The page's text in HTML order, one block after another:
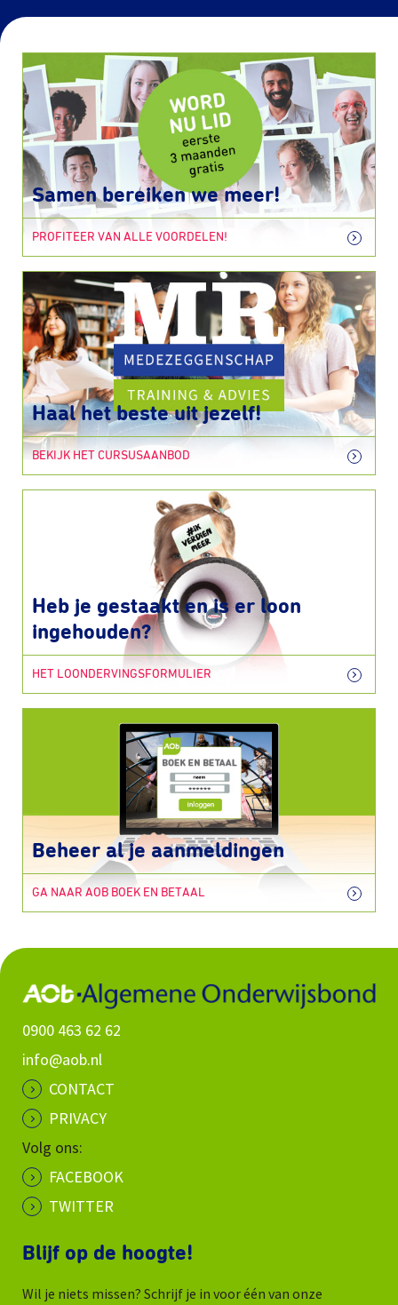
Samen bereiken we meer!
PROFITEER VAN ALLE VOORDELEN!
Haal het beste uit jezelf!
BEKIJK HET CURSUSAANBOD
Heb je gestaakt en is er loon
ingehouden?
HET LOONDERVINGSFORMULIER
Beheer al je aanmeldingen
GA NAAR AOB BOEK EN BETAAL
0900 463 62 62
info@aob.nl
CONTACT
PRIVACY
Volg ons:
FACEBOOK
TWITTER
Blijf op de hoogte!
Wil je niets missen? Schrijf je in voor één van onze